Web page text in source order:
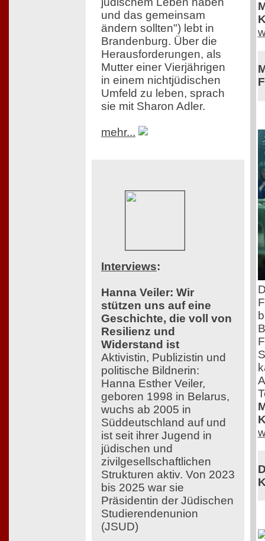
und das gemeinsam
ändern sollten") lebt in
Brandenburg. Über die
Herausforderungen, als
Mutter einer Vierjährigen
in einem nichtjüdischen
Umfeld zu leben, sprach
sie mit Sharon Adler.
mehr...
Interviews:
Hanna Veiler: Wir
stützen uns auf eine
Geschichte, die voll von
Resilienz und
Widerstand ist
Aktivistin, Publizistin und
politische Bildnerin:
Hanna Esther Veiler,
geboren 1998 in Belarus,
wuchs ab 2005 in
Süddeutschland auf und
ist seit ihrer Jugend in
jüdischen und
zivilgesellschaftlichen
Strukturen aktiv. Von 2023
bis 2025 war sie
Präsidentin der Jüdischen
Studierendenunion
(JSUD)